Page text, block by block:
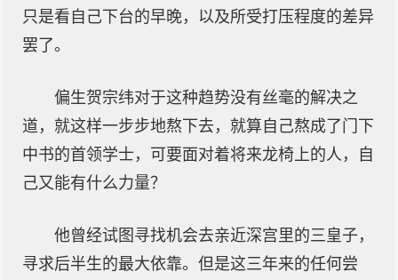
只是看自己下台的早晚，以及所受打压程度的差异
罢了。
偏生贺宗纬对于这种趋势没有丝毫的解决之
道，就这样一步步地熬下去，就算自己熬成了门下
中书的首领学士，可要面对着将来龙椅上的人，自
己又能有什么力量？
他曾经试图寻找机会去亲近深宫里的三皇子，
寻求后半生的最大依靠。但是这三年来的任何尝